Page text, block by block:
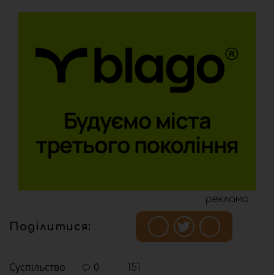
реклама
Поділитися:
Суспільство 0 151